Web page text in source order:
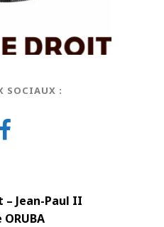
SOCIAUX :
– Jean-Paul II